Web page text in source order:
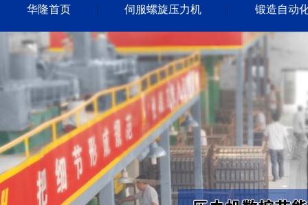
华隆首页 伺服螺旋压力机 锻造自动